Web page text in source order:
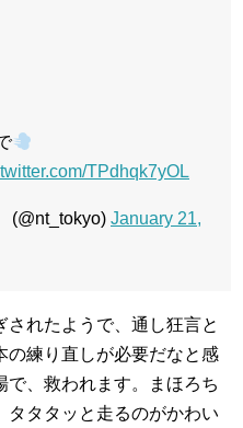
TPdhqk7yOL
(@nt_tokyo) January 21,
れたようで、通し狂言と
の練り直しが必要だなと感
で、救われます。まほろち
タタタッと走るのがかわい